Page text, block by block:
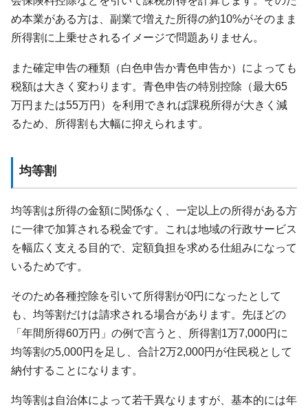
め本業がある方は、副業で増えた所得の約10%がそのまま
所得割に上乗せされるイメージで問題ありません。
また確定申告の種類（白色申告か青色申告か）によっても
税額は大きく変わります。青色申告の特別控除（最大65
万円または55万円）を利用できれば課税所得が大きく減
るため、所得割も大幅に抑えられます。
均等割
均等割は所得の金額に関係なく、一定以上の所得がある方
に一律で加算される税金です。これは地域の行政サービス
を幅広く支える目的で、定額負担を求める仕組みになって
いるためです。
そのため各種控除を引いて所得割が0円になったとして
も、均等割だけは請求される場合があります。先ほどの
「年間所得60万円」の例で言うと、所得割1万7,000円に
均等割の5,000円を足し、合計2万2,000円が住民税として
納付することになります。
均等割は自治体によって若干異なりますが、基本的には年